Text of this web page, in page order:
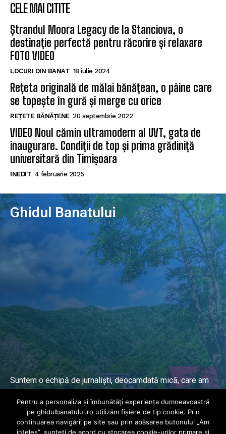
CELE MAI CITITE
Ștrandul Moora Legacy de la Stanciova, o
destinație perfectă pentru răcorire și relaxare
FOTO VIDEO
LOCURI DIN BANAT 18 iulie 2024
Rețeta originală de mălai bănățean, o pâine care
se topește în gură și merge cu orice
REȚETE BĂNĂȚENE 20 septembrie 2022
VIDEO Noul cămin ultramodern al UVT, gata de
inaugurare. Condiții de top și prima grădiniță
universitară din Timișoara
INEDIT 4 februarie 2025
Ghidul Banatului
Suntem o echipă de jurnaliști, deocamdată mică, care am
lucrat și lucrăm în presa locală și națională de mai mulți
ani.
Pentru a personaliza și îmbunătăți experiența dumneavoastră
pe ghidulbanatului.ro utilizăm fișiere de tip cookie. Prin
continuarea navigării pe site sau prin apăsarea butonului „Am
înțeles”, sunteți de acord cu stocarea cookie-urilor primare și